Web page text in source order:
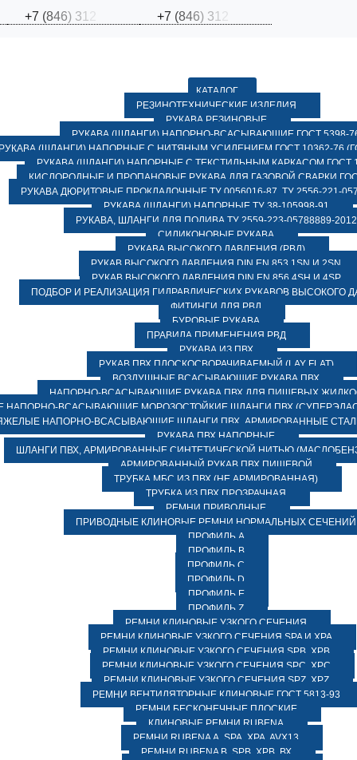
+7 (846) 31 +7 (846) 31
КАТАЛОГ
РЕЗИНОТЕХНИЧЕСКИЕ ИЗДЕЛИЯ
РУКАВА РЕЗИНОВЫЕ
РУКАВА (ШЛАНГИ) НАПОРНО-ВСАСЫВАЮЩИЕ ГОСТ 5398-
(ШЛАНГИ) НАПОРНЫЕ С НИТЯНЫМ УСИЛЕНИЕМ ГОСТ 10362-76
РУКАВА (ШЛАНГИ) НАПОРНЫЕ С ТЕКСТИЛЬНЫМ КАРКАСОМ ГОСТ
КИСЛОРОДНЫЕ И ПРОПАНОВЫЕ РУКАВА ДЛЯ ГАЗОВОЙ СВАРКИ
РУКАВА ДЮРИТОВЫЕ ПРОКЛАДОЧНЫЕ ТУ 0056016-87, ТУ 2556-221-
РУКАВА (ШЛАНГИ) НАПОРНЫЕ ТУ 38-105998-91
РУКАВА, ШЛАНГИ ДЛЯ ПОЛИВА ТУ 2559-223-05788889-2012
СИЛИКОНОВЫЕ РУКАВА
РУКАВА ВЫСОКОГО ДАВЛЕНИЯ (РВД)
РУКАВ ВЫСОКОГО ДАВЛЕНИЯ DIN EN 853 1SN И 2SN
РУКАВ ВЫСОКОГО ДАВЛЕНИЯ DIN EN 856 4SH И 4SP
ПОДБОР И РЕАЛИЗАЦИЯ ГИДРАВЛИЧЕСКИХ РУКАВОВ ВЫСОКОГО
ФИТИНГИ ДЛЯ РВД
БУРОВЫЕ РУКАВА
ПРАВИЛА ПРИМЕНЕНИЯ РВД
РУКАВА ИЗ ПВХ
РУКАВ ПВХ ПЛОСКОСВОРАЧИВАЕМЫЙ (LAY FLAT)
ВОЗДУШНЫЕ ВСАСЫВАЮЩИЕ РУКАВА ПВХ
НАПОРНО-ВСАСЫВАЮЩИЕ РУКАВА ПВХ ДЛЯ ПИЩЕВЫХ
НАПОРНО-ВСАСЫВАЮЩИЕ МОРОЗОСТОЙКИЕ ШЛАНГИ ПВХ
НАПОРНО-ВСАСЫВАЮЩИЕ ШЛАНГИ ПВХ, АРМИРОВАННЫЕ
РУКАВА ПВХ НАПОРНЫЕ
ШЛАНГИ ПВХ, АРМИРОВАННЫЕ СИНТЕТИЧЕСКОЙ НИТЬЮ
АРМИРОВАННЫЙ РУКАВ ПВХ ПИЩЕВОЙ
ТРУБКА МБС ИЗ ПВХ (НЕ АРМИРОВАННАЯ)
ТРУБКА ИЗ ПВХ ПРОЗРАЧНАЯ
РЕМНИ ПРИВОДНЫЕ
ПРИВОДНЫЕ КЛИНОВЫЕ РЕМНИ НОРМАЛЬНЫХ СЕЧЕНИЙ
ПРОФИЛЬ A
ПРОФИЛЬ B
ПРОФИЛЬ C
ПРОФИЛЬ D
ПРОФИЛЬ E
ПРОФИЛЬ Z
РЕМНИ КЛИНОВЫЕ УЗКОГО СЕЧЕНИЯ
РЕМНИ КЛИНОВЫЕ УЗКОГО СЕЧЕНИЯ SPA И XPA
РЕМНИ КЛИНОВЫЕ УЗКОГО СЕЧЕНИЯ SPB, XPB
РЕМНИ КЛИНОВЫЕ УЗКОГО СЕЧЕНИЯ SPC, XPC
РЕМНИ КЛИНОВЫЕ УЗКОГО СЕЧЕНИЯ SPZ, XPZ
РЕМНИ ВЕНТИЛЯТОРНЫЕ КЛИНОВЫЕ ГОСТ 5813-93
РЕМНИ БЕСКОНЕЧНЫЕ ПЛОСКИЕ
КЛИНОВЫЕ РЕМНИ RUBENA
РЕМНИ RUBENA А, SPA, XPA, AVX13
РЕМНИ RUBENA В, SPВ, ХPВ, ВХ